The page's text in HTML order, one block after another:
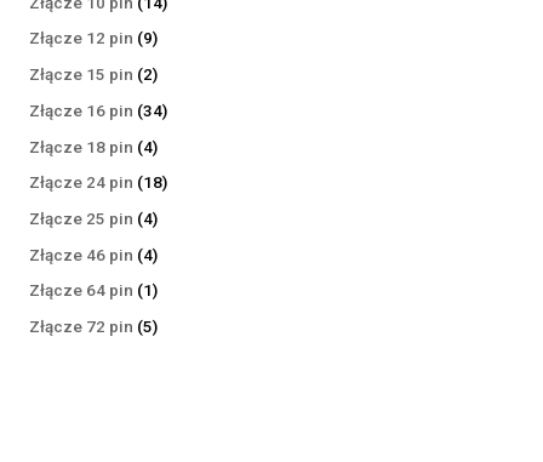
Złącze 12 pin 99
produktów
Złącze 15 pin 22
produkty
Złącze 16 pin 3434
Złącze 18 pin 44
produkty
Złącze 24 pin 1818
Złącze 25 pin 44
produkty
Złącze 46 pin 44
produkty
Złącze 64 pin 11
produkt
Złącze 72 pin 55